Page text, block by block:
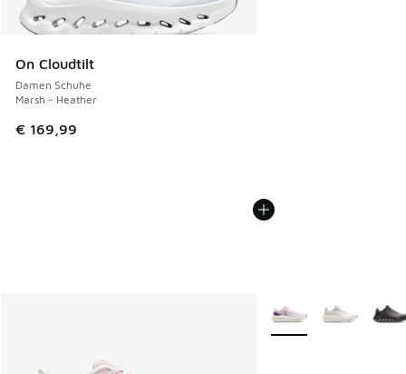
On Cloudtilt
Damen Schuhe
Marsh - Heather
€ 169,99
Weitere Farben